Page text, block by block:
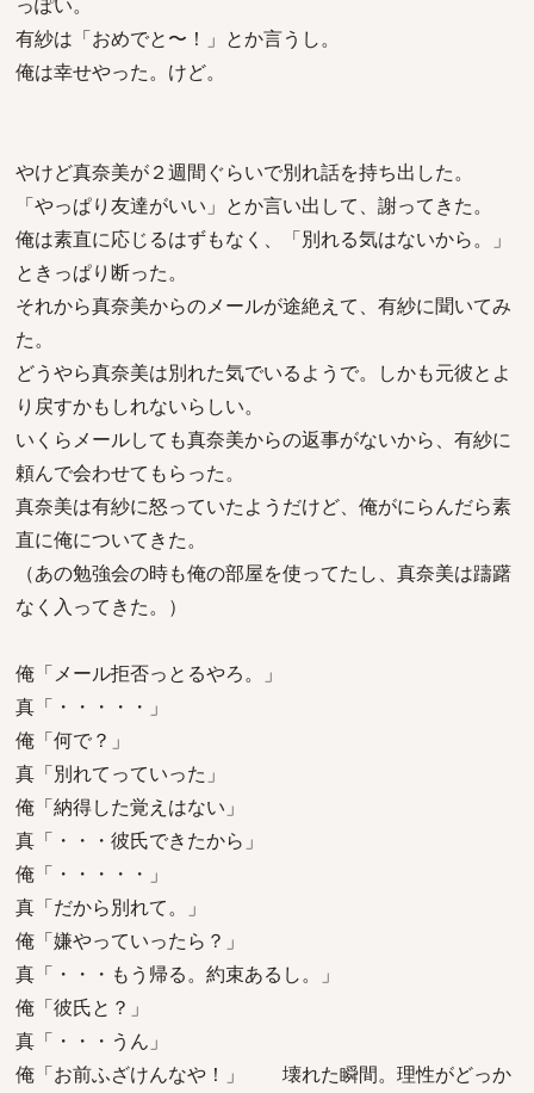
有紗は「おめでと〜！」とか言うし。
俺は幸せやった。けど。
やけど真奈美が２週間ぐらいで別れ話を持ち出した。
「やっぱり友達がいい」とか言い出して、謝ってきた。
俺は素直に応じるはずもなく、「別れる気はないから。」
ときっぱり断った。
それから真奈美からのメールが途絶えて、有紗に聞いてみ
た。
どうやら真奈美は別れた気でいるようで。しかも元彼とよ
り戻すかもしれないらしい。
いくらメールしても真奈美からの返事がないから、有紗に
頼んで会わせてもらった。
真奈美は有紗に怒っていたようだけど、俺がにらんだら素
直に俺についてきた。
（あの勉強会の時も俺の部屋を使ってたし、真奈美は躊躇
なく入ってきた。）
俺「メール拒否っとるやろ。」
真「・・・・・」
俺「何で？」
真「別れてっていった」
俺「納得した覚えはない」
真「・・・彼氏できたから」
俺「・・・・・」
真「だから別れて。」
俺「嫌やっていったら？」
真「・・・もう帰る。約束あるし。」
俺「彼氏と？」
真「・・・うん」
俺「お前ふざけんなや！」 壊れた瞬間。理性がどっか